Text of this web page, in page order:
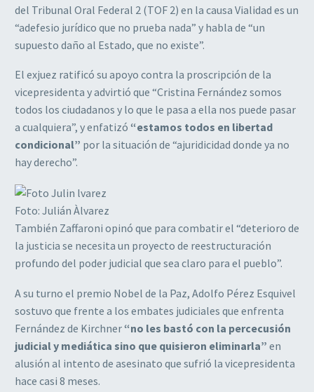
del Tribunal Oral Federal 2 (TOF 2) en la causa Vialidad es un
“adefesio jurídico que no prueba nada” y habla de “un
supuesto daño al Estado, que no existe”.
El exjuez ratificó su apoyo contra la proscripción de la
vicepresidenta y advirtió que “Cristina Fernández somos
todos los ciudadanos y lo que le pasa a ella nos puede pasar
a cualquiera”, y enfatizó “estamos todos en libertad
condicional” por la situación de “ajuridicidad donde ya no
hay derecho”.
Foto: Julián Àlvarez
También Zaffaroni opinó que para combatir el “deterioro de
la justicia se necesita un proyecto de reestructuración
profundo del poder judicial que sea claro para el pueblo”.
A su turno el premio Nobel de la Paz, Adolfo Pérez Esquivel
sostuvo que frente a los embates judiciales que enfrenta
Fernández de Kirchner “no les bastó con la percecusión
judicial y mediática sino que quisieron eliminarla” en
alusión al intento de asesinato que sufrió la vicepresidenta
hace casi 8 meses.